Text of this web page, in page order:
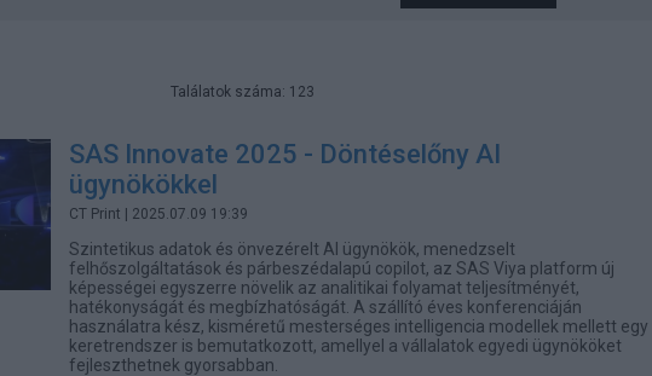
Találatok száma: 123
SAS Innovate 2025 - Döntéselőny AI
ügynökökkel
CT Print | 2025.07.09 19:39
Szintetikus adatok és önvezérelt AI ügynökök, menedzselt
felhőszolgáltatások és párbeszédalapú copilot, az SAS Viya platform új
képességei egyszerre növelik az analitikai folyamat teljesítményét,
hatékonyságát és megbízhatóságát. A szállító éves konferenciáján
használatra kész, kisméretű mesterséges intelligencia modellek mellett egy
keretrendszer is bemutatkozott, amellyel a vállalatok egyedi ügynököket
fejleszthetnek gyorsabban.